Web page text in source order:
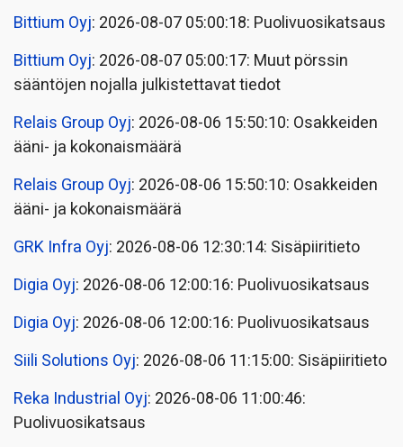
Bittium Oyj: 2026-08-07 05:00:18: Puolivuosikatsaus
Bittium Oyj: 2026-08-07 05:00:17: Muut pörssin
sääntöjen nojalla julkistettavat tiedot
Relais Group Oyj: 2026-08-06 15:50:10: Osakkeiden
ääni- ja kokonaismäärä
Relais Group Oyj: 2026-08-06 15:50:10: Osakkeiden
ääni- ja kokonaismäärä
GRK Infra Oyj: 2026-08-06 12:30:14: Sisäpiiritieto
Digia Oyj: 2026-08-06 12:00:16: Puolivuosikatsaus
Digia Oyj: 2026-08-06 12:00:16: Puolivuosikatsaus
Siili Solutions Oyj: 2026-08-06 11:15:00: Sisäpiiritieto
Reka Industrial Oyj: 2026-08-06 11:00:46:
Puolivuosikatsaus